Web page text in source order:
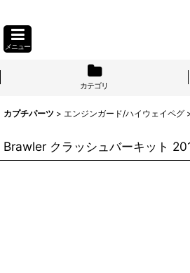
メニュー
カテゴリ
カプチパーツ > エンジンガード/ハイウェイペグ
Brawler クラッシュバーキット